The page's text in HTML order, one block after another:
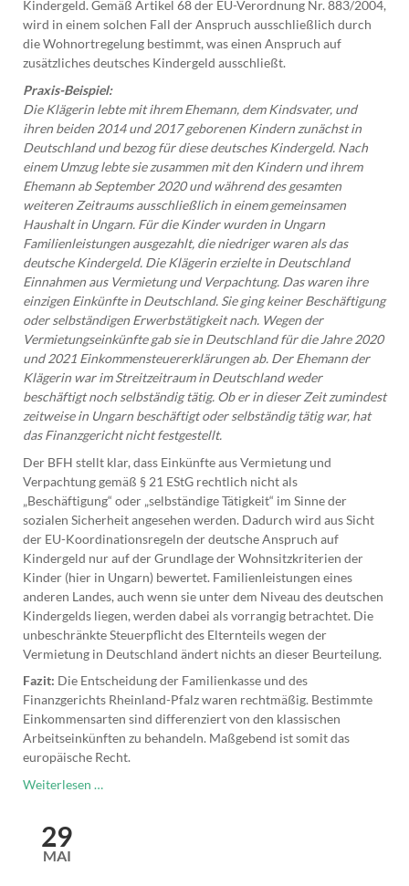
Kindergeld. Gemäß Artikel 68 der EU-Verordnung Nr. 883/2004,
wird in einem solchen Fall der Anspruch ausschließlich durch
die Wohnortregelung bestimmt, was einen Anspruch auf
zusätzliches deutsches Kindergeld ausschließt.
Praxis-Beispiel:
Die Klägerin lebte mit ihrem Ehemann, dem Kindsvater, und
ihren beiden 2014 und 2017 geborenen Kindern zunächst in
Deutschland und bezog für diese deutsches Kindergeld. Nach
einem Umzug lebte sie zusammen mit den Kindern und ihrem
Ehemann ab September 2020 und während des gesamten
weiteren Zeitraums ausschließlich in einem gemeinsamen
Haushalt in Ungarn. Für die Kinder wurden in Ungarn
Familienleistungen ausgezahlt, die niedriger waren als das
deutsche Kindergeld. Die Klägerin erzielte in Deutschland
Einnahmen aus Vermietung und Verpachtung. Das waren ihre
einzigen Einkünfte in Deutschland. Sie ging keiner Beschäftigung
oder selbständigen Erwerbstätigkeit nach. Wegen der
Vermietungseinkünfte gab sie in Deutschland für die Jahre 2020
und 2021 Einkommensteuererklärungen ab. Der Ehemann der
Klägerin war im Streitzeitraum in Deutschland weder
beschäftigt noch selbständig tätig. Ob er in dieser Zeit zumindest
zeitweise in Ungarn beschäftigt oder selbständig tätig war, hat
das Finanzgericht nicht festgestellt.
Der BFH stellt klar, dass Einkünfte aus Vermietung und
Verpachtung gemäß § 21 EStG rechtlich nicht als
„Beschäftigung“ oder „selbständige Tätigkeit“ im Sinne der
sozialen Sicherheit angesehen werden. Dadurch wird aus Sicht
der EU-Koordinationsregeln der deutsche Anspruch auf
Kindergeld nur auf der Grundlage der Wohnsitzkriterien der
Kinder (hier in Ungarn) bewertet. Familienleistungen eines
anderen Landes, auch wenn sie unter dem Niveau des deutschen
Kindergelds liegen, werden dabei als vorrangig betrachtet. Die
unbeschränkte Steuerpflicht des Elternteils wegen der
Vermietung in Deutschland ändert nichts an dieser Beurteilung.
Fazit: Die Entscheidung der Familienkasse und des
Finanzgerichts Rheinland-Pfalz waren rechtmäßig. Bestimmte
Einkommensarten sind differenziert von den klassischen
Arbeitseinkünften zu behandeln. Maßgebend ist somit das
europäische Recht.
Weiterlesen …
29
MAI